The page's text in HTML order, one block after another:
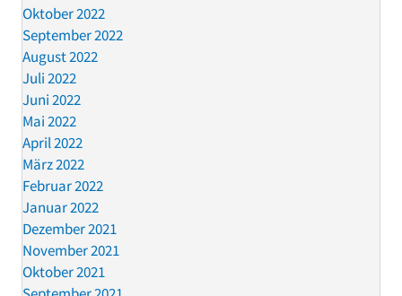
Oktober 2022
September 2022
August 2022
Juli 2022
Juni 2022
Mai 2022
April 2022
März 2022
Februar 2022
Januar 2022
Dezember 2021
November 2021
Oktober 2021